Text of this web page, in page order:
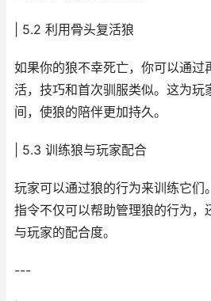
| 5.2 利用骨头复活狼
如果你的狼不幸死亡，你可以通过
活，技巧和首次驯服类似。这为玩
间，使狼的陪伴更加持久。
| 5.3 训练狼与玩家配合
玩家可以通过狼的行为来训练它们
指令不仅可以帮助管理狼的行为，
与玩家的配合度。
---